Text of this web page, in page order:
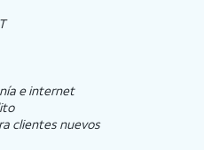
e internet
clientes nuevos